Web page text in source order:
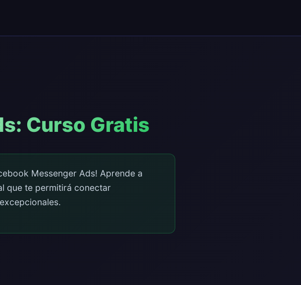
Curso Gratis
Messenger Ads! Aprende a
que te permitirá conectar